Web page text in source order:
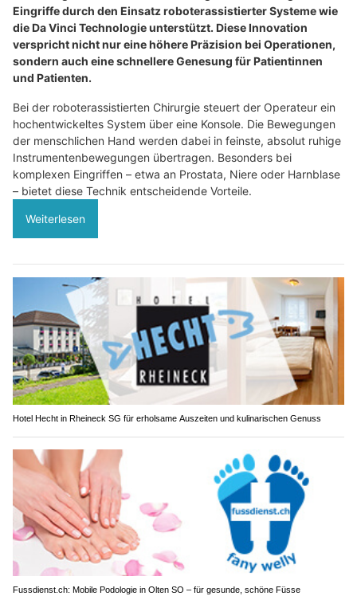
Eingriffe durch den Einsatz roboterassistierter Systeme wie
die Da Vinci Technologie unterstützt. Diese Innovation
verspricht nicht nur eine höhere Präzision bei Operationen,
sondern auch eine schnellere Genesung für Patientinnen
und Patienten.
Bei der roboterassistierten Chirurgie steuert der Operateur ein
hochentwickeltes System über eine Konsole. Die Bewegungen
der menschlichen Hand werden dabei in feinste, absolut ruhige
Instrumentenbewegungen übertragen. Besonders bei
komplexen Eingriffen – etwa an Prostata, Niere oder Harnblase
– bietet diese Technik entscheidende Vorteile.
Weiterlesen
Hotel Hecht in Rheineck SG für erholsame Auszeiten und kulinarischen Genuss
Fussdienst.ch: Mobile Podologie in Olten SO – für gesunde, schöne Füsse